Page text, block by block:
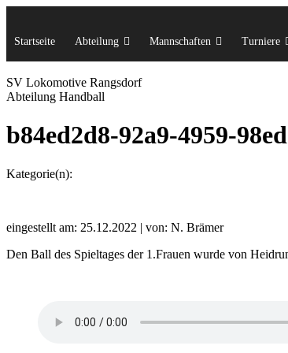
Startseite Abteilung Mannschaften Turniere
SV Lokomotive Rangsdorf
Abteilung Handball
b84ed2d8-92a9-4959-
Kategorie(n):
eingestellt am: 25.12.2022 | von: N. Brämer
Den Ball des Spieltages der 1.Frauen wurde von